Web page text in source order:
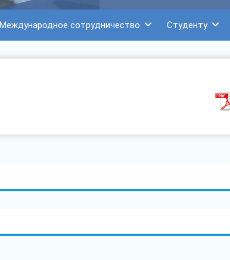
Международное сотрудничество Студенту